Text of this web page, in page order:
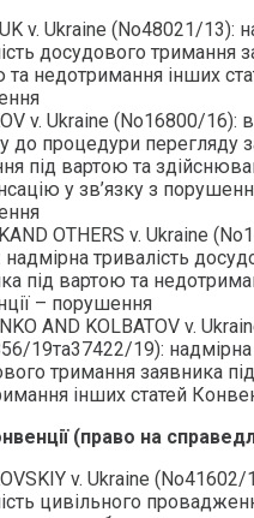
v. Ukraine (No48021/13):
досудового тримання
та недотримання інших
v. Ukraine (No16800/16):
до процедури перегляду
під вартою та
у зв’язку з
OTHERS v. Ukraine
надмірна тривалість
під вартою та
– порушення
AND KOLBATOV v.
19та37422/19): надмірна
тримання заявника
інших статей
(право на
v. Ukraine
цивільного